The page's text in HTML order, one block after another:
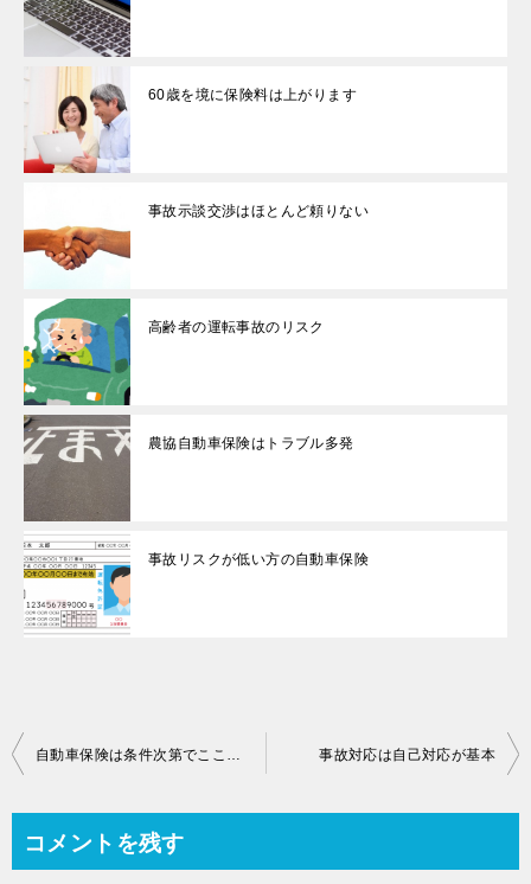
60歳を境に保険料は上がります
事故示談交渉はほとんど頼りない
高齢者の運転事故のリスク
農協自動車保険はトラブル多発
事故リスクが低い方の自動車保険
投
ビ
自動車保険は条件次第でここまで安くなる！ 事故対応は自己対応が基本
コメントを残す